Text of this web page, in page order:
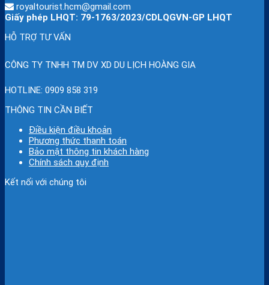
royaltourist.hcm@gmail.com
Giấy phép LHQT: 79-1763/2023/CDLQGVN-GP LHQT
HỖ TRỢ TƯ VẤN
CÔNG TY TNHH TM DV XD DU LỊCH HOÀNG GIA
HOTLINE: 0909 858 319
THÔNG TIN CẦN BIẾT
Điều kiện điều khoản
Phương thức thanh toán
Bảo mật thông tin khách hàng
Chính sách quy định
Kết nối với chúng tôi